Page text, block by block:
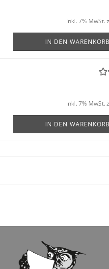
inkl. 7% MwSt.
IN DEN WARENKORB
inkl. 7% MwSt.
IN DEN WARENKORB